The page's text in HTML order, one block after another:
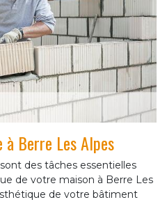
à Berre Les Alpes
des tâches essentielles
de votre maison à Berre Les
de votre bâtiment